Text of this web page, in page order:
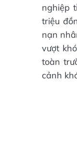
nghiệp
triệu
nạn
vượt
toàn
cảnh